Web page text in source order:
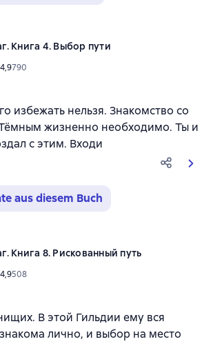
Книга 4. Выбор пути
рейтинг 4,9 на основе 790 оценок
4,9790
избежать нельзя. Знакомство со
жизненно необходимо. Ты и
с этим. Входи
aus diesem Buch
Книга 8. Рискованный путь
рейтинг 4,9 на основе 508 оценок
4,9508
В этой Гильдии ему вся
лично, и выбор на место